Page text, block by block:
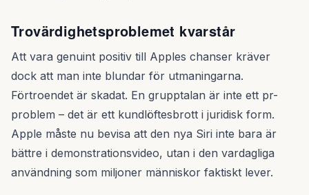
Trovärdighetsproblemet kvarstår
Att vara genuint positiv till Apples chanser kräver
dock att man inte blundar för utmaningarna.
Förtroendet är skadat. En grupptalan är inte ett pr-
problem – det är ett kundlöftesbrott i juridisk form.
Apple måste nu bevisa att den nya Siri inte bara är
bättre i demonstrationsvideo, utan i den vardagliga
användning som miljoner människor faktiskt lever.